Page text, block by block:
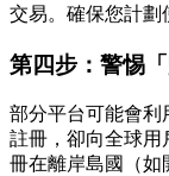
交易。確保您計劃
第四步：警惕
部分平台可能會利
註冊，卻向全球用
冊在離岸島國（如